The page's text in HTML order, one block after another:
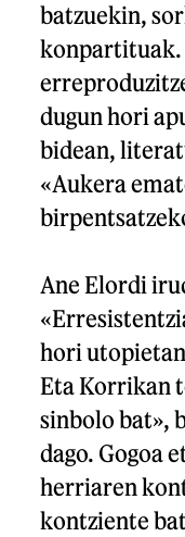
batzuekin,
konpartituak.
dugun hori
bidean,
«Aukera
Ane Elordi
hori
Eta Korrikan
sinbolo bat»,
dago. Gogoa
herriaren
kontziente